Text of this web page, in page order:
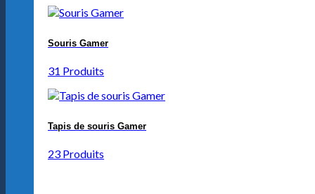
Souris Gamer
31 Produits
Tapis de souris Gamer
23 Produits